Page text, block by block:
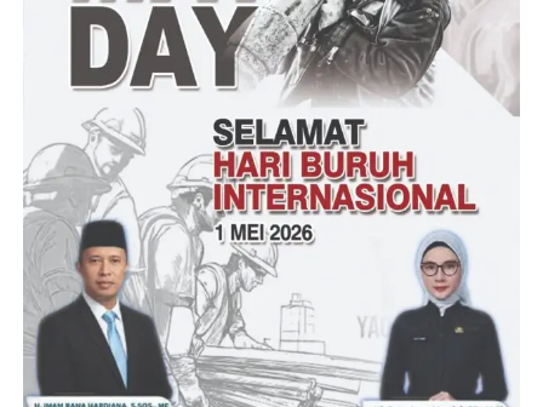
mengaku miris dan prihatin terjadinya kebocoran PAD di
Disperindag Lebak hingga puluhan juta rupiah. Menurut Iwan,
retribusi tersebut seharusnya disetorkan ke daerah untuk
pembangunan di berbagai sektor yang ada di Kabupaten Lebak.
“Jika hal seperti itu dibiarkan begitu saja, bagaimana Kabupaten
Lebak dapat berkembang, dan tentu tindakan tersebut juga
melawan hukum. Masyarakat dituntut membayar retribusi, tapi
mereka sendiri yang tidak menyetorkannya tentu ini catatan
buruk bagi Disperindag Lebak.
Dan bukan hanya sekedar hanya dikembalikan uangnya lalu